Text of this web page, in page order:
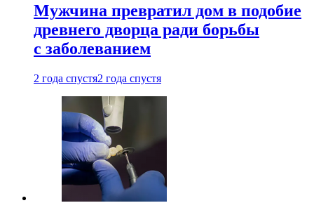
Мужчина превратил дом в подобие
древнего дворца ради борьбы
с заболеванием
2 года спустя2 года спустя